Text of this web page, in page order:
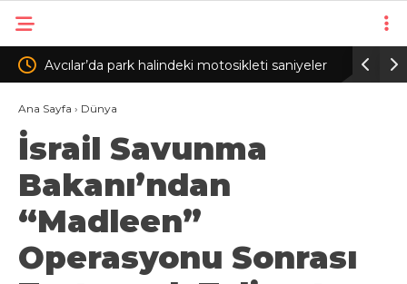
motosikleti saniyeler Judo kulübündeki 400 sporcudan
Ana Sayfa › Dünya
İsrail Savunma
Bakanı’ndan
“Madleen”
Operasyonu Sonrası